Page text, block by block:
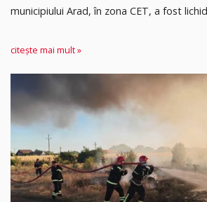
municipiului Arad, în zona CET, a fost
citește mai mult »